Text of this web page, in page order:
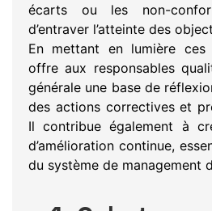
écarts ou les non-
d’entraver l’atteinte des
En mettant en lumière ces
offre aux responsables
générale une base de
des actions correctives et
Il contribue également à
d’amélioration continue,
du système de management